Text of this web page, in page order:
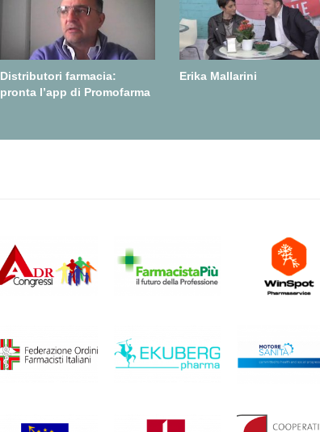
Distributori farmacia:
pronta l’app di Promofarma
Erika Mallarini